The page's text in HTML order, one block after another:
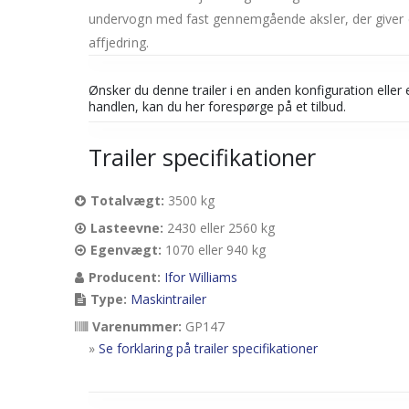
undervogn med fast gennemgående aksler, der
affjedring.
Ønsker du denne trailer i en anden konfiguration
handlen, kan du her forespørge på et tilbud.
Trailer specifikationer
Totalvægt: 3500 kg
Lasteevne: 2430 eller 2560 kg
Egenvægt: 1070 eller 940 kg
Producent: Ifor Williams
Type: Maskintrailer
Varenummer: GP147
» Se forklaring på trailer specifikationer